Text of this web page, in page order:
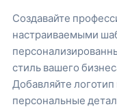
Создавайте
настраиваемыми
стиль вашего
Добавляйте
персональные